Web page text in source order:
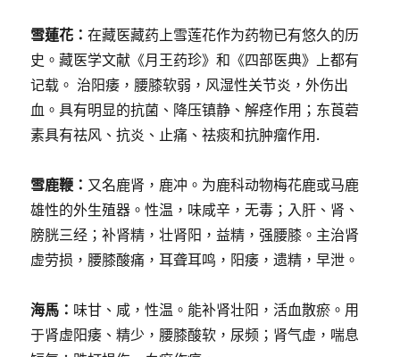
雪蓮花：在藏医藏药上雪莲花作为药物已有悠久的历
史。藏医学文献《月王药珍》和《四部医典》上都有
记载。 治阳痿，腰膝软弱，风湿性关节炎，外伤出
血。具有明显的抗菌、降压镇静、解痉作用；东莨菪
素具有祛风、抗炎、止痛、祛痰和抗肿瘤作用.
雪鹿鞭： 又名鹿肾，鹿冲。为鹿科动物梅花鹿或马鹿
雄性的外生殖器。性温，味咸辛，无毒；入肝、肾、
膀胱三经；补肾精，壮肾阳，益精，强腰膝。主治肾
虚劳损，腰膝酸痛，耳聋耳鸣，阳痿，遗精，早泄。
海馬： 味甘、咸，性温。能补肾壮阳，活血散瘀。用
于肾虚阳痿、精少，腰膝酸软，尿频；肾气虚，喘息